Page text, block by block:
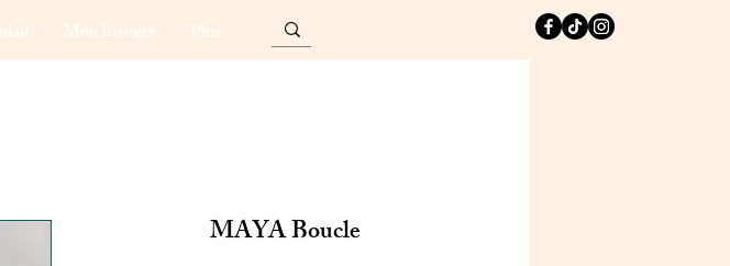
Mon histoire Plus
MAYA Boucle